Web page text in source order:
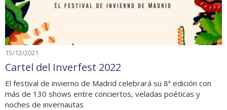
15/12/2021
Cartel del Inverfest 2022
El festival de invierno de Madrid celebrará su 8ª edición con
más de 130 shows entre conciertos, veladas poéticas y
noches de invernautas